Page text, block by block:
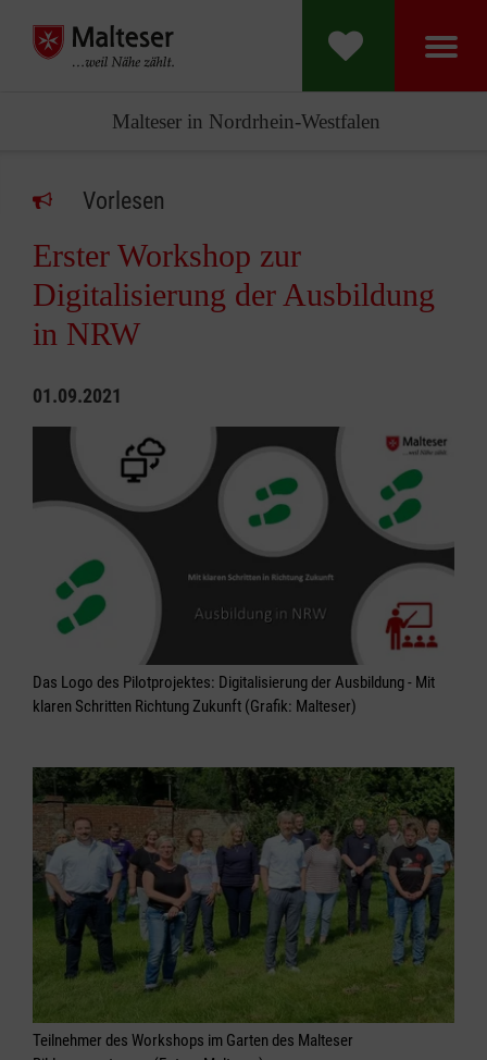
Malteser in Nordrhein-Westfalen
Vorlesen
Erster Workshop zur
Digitalisierung der Ausbildung
in NRW
01.09.2021
Das Logo des Pilotprojektes: Digitalisierung der Ausbildung - Mit
klaren Schritten Richtung Zukunft (Grafik: Malteser)
Teilnehmer des Workshops im Garten des Malteser